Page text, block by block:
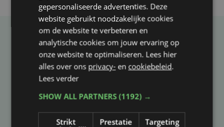
Taalfout opgemerkt?
Heb je een taal- of schrijffout opgemerkt in dit
artikel?
gepersonaliseerde advertenties. Deze
website gebruikt noodzakelijke cookies
om de website te verbeteren en
analytische cookies om jouw ervaring op
onze website te optimaliseren. Lees hier
alles over ons privacy- en cookiebeleid.
Lees verder
SHOW ALL PARTNERS(1192) →
Strikt
Prestatie Targeting